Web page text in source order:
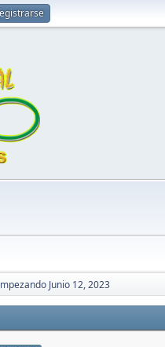
Junio 12, 2023